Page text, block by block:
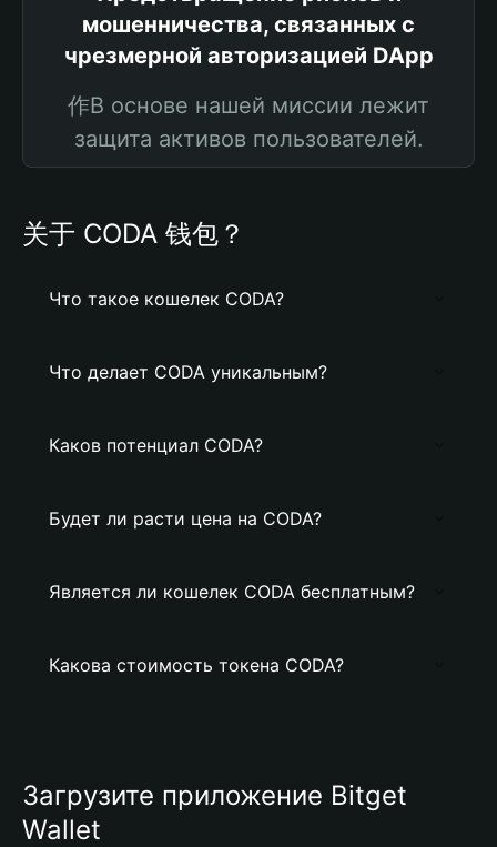
мошенничества, связанных с
чрезмерной авторизацией DApp
作В основе нашей миссии лежит
защита активов пользователей.
关于 CODA 钱包？
Что такое кошелек CODA?
Что делает CODA уникальным?
Каков потенциал CODA?
Будет ли расти цена на CODA?
Является ли кошелек CODA бесплатным?
Какова стоимость токена CODA?
Загрузите приложение Bitget
Wallet